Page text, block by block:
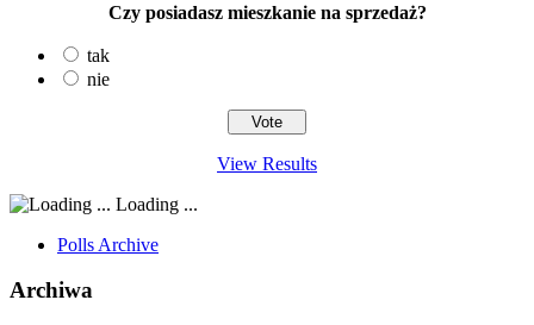
Czy posiadasz mieszkanie na sprzedaż?
tak
nie
View Results
Loading ...
Polls Archive
Archiwa